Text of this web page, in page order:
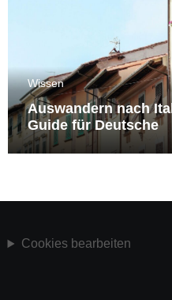
Wissen
Auswandern nach
Guide für Deutsche
Cookies bearbeiten